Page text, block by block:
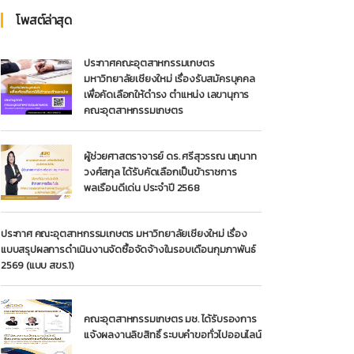
โพสต์ล่าสุด
ประกาศคณะอุตสาหกรรมเกษตร
มหาวิทยาลัยเชียงใหม่ เรื่องรับสมัครบุคคล
เพื่อคัดเลือกให้ดำรง ตำแหน่ง เลขานุการ
คณะอุตสาหกรรมเกษตร
ผู้ช่วยศาสตราจารย์ ดร. ศรีสุวรรณ นฤนาท
วงศ์สกุล ได้รับคัดเลือกเป็นข้าราชการ
พลเรือนดีเด่น ประจำปี 2568
ประกาศ คณะอุตสาหกรรมเกษตร มหาวิทยาลัยเชียงใหม่ เรื่อง
แบบสรุปผลการดำเนินงานจัดซื้อจัดจ้างในรอบเดือนกุมภาพันธ์
2569 (แบบ สขร.1)
คณะอุตสาหกรรมเกษตร มช. ได้รับรองการ
แจ้งผลงานลิขสิทธิ์ ระบบคำขอทั่วไปออนไลน์